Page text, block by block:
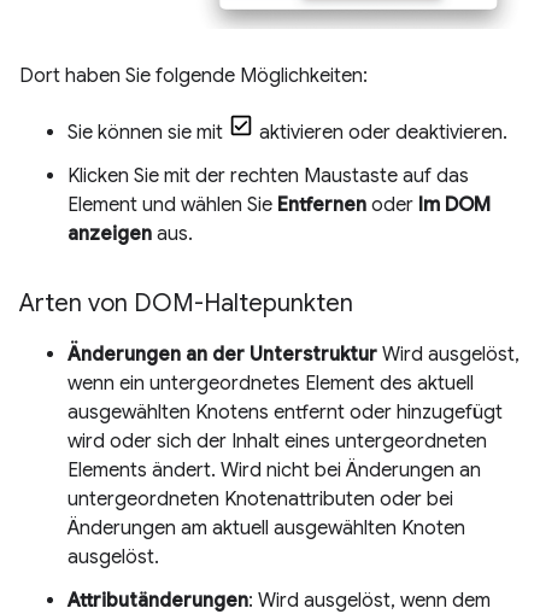
Dort haben Sie folgende Möglichkeiten:
Sie können sie mit
aktivieren oder deaktivieren.
Klicken Sie mit der rechten Maustaste auf das
Element und wählen Sie Entfernen oder Im DOM
anzeigen aus.
Arten von DOM-Haltepunkten
Änderungen an der Unterstruktur Wird ausgelöst,
wenn ein untergeordnetes Element des aktuell
ausgewählten Knotens entfernt oder hinzugefügt
wird oder sich der Inhalt eines untergeordneten
Elements ändert. Wird nicht bei Änderungen an
untergeordneten Knotenattributen oder bei
Änderungen am aktuell ausgewählten Knoten
ausgelöst.
Attributänderungen: Wird ausgelöst, wenn dem